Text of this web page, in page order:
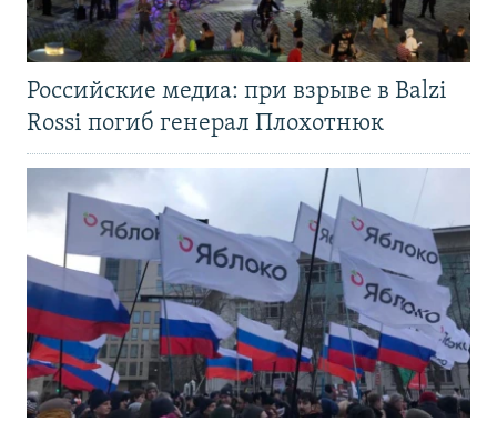
Российские медиа: при взрыве в Balzi
Rossi погиб генерал Плохотнюк